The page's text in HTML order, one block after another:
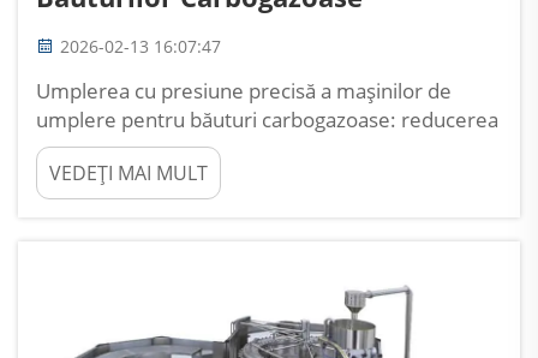
2026-02-13 16:07:47
Umplerea cu presiune precisă a mașinilor de
umplere pentru băuturi carbogazoase: reducerea
pierderii de CO₂ și maximizarea timpului de
funcționare. Cum păstrează umplerea izobarică
integritatea carbonatării și reduce rebuturile.
VEDEȚI MAI MULT